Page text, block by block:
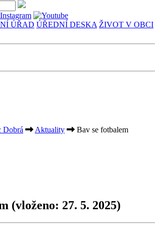
ÚŘAD ÚŘEDNÍ DESKA ŽIVOT V OBCI
Dobrá Aktuality Bav se fotbalem
(vloženo: 27. 5. 2025)